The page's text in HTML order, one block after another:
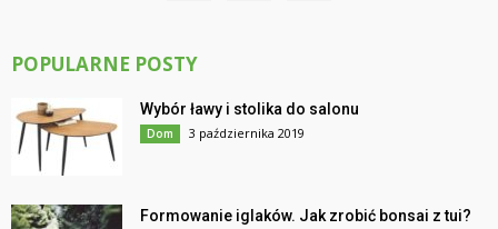
POPULARNE POSTY
Wybór ławy i stolika do salonu
Dom 3 października 2019
Formowanie iglaków. Jak zrobić bonsai z tui?